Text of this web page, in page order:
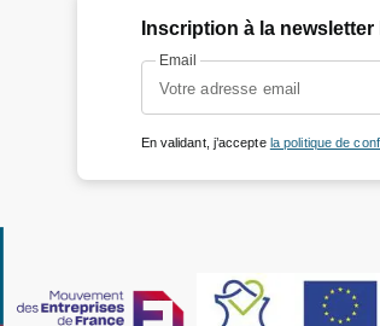
Inscription à la newsletter
Email
En validant, j’accepte la politique de